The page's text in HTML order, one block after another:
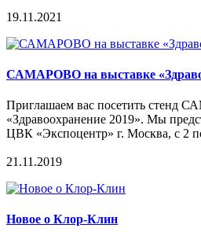
19.11.2021
САМАРОВО на выставке
Приглашаем вас посетить стенд
«Здравоохранение 2019». Мы
ЦВК «Экспоцентр» г. Москва, с 2
21.11.2019
Новое о Клор-Клин